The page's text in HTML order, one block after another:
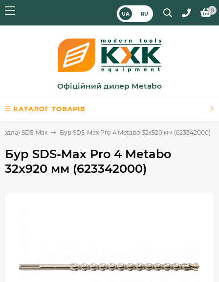
UA RU
0
Офіційний дилер Metabo
КАТАЛОГ ТОВАРІВ
SDS-Max Бур SDS-Max Pro 4 Metabo 32x920 мм (623342000)
Бур SDS-Max Pro 4 Metabo
32x920 мм (623342000)